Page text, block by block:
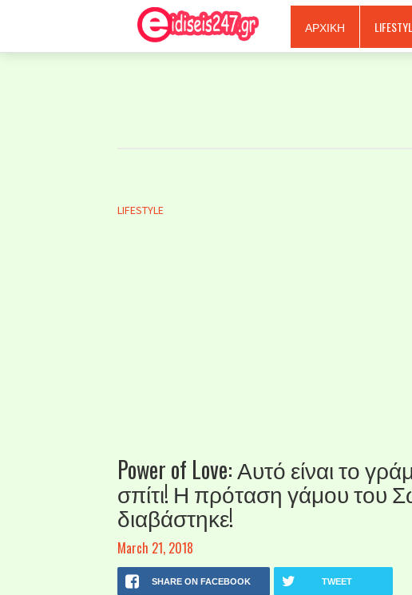
Ξερόλας ΑΡΧΙΚΗ
LIFESTYLE
Power of Love: Αυτό είναι το
σπίτι! Η πρόταση γάμου του
διαβάστηκε!
March 21, 2018
SHARE ON FACEBOOK TWEET